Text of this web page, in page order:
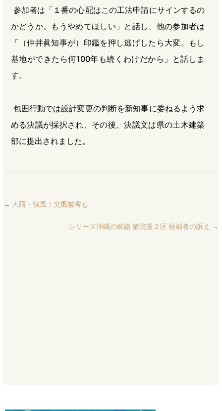
参加者は「１番の心配はこの工法申請にサインするの
かどうか。もうやめてほしい」と話し、他の参加者は
「（仲井眞知事が）印鑑を押し逃げしたら大変。もし
基地ができたら何100年も続くわけだから」と話しま
す。
包囲行動では設計変更の判断を新知事に委ねるよう求
める決議が採択され、その後、決議文は県の土木建築
部に提出されました。
← 大雨・強風！突風被害も
シリーズ沖縄の岐路 衆院選２区 候補者の訴え →